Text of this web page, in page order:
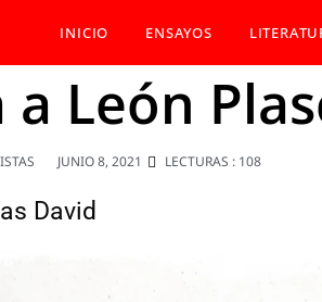
INICIO ENSAYOS
León
JUNIO 8, 2021 LECTURAS : 108
David